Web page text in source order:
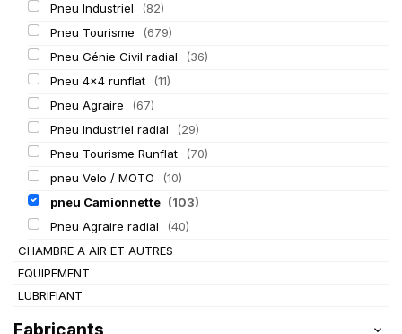
Pneu Industriel
(82)
Pneu Tourisme
(679)
Pneu Génie Civil radial
(36)
Pneu 4x4 runflat
(11)
Pneu Agraire
(67)
Pneu Industriel radial
(29)
Pneu Tourisme Runflat
(70)
pneu Velo / MOTO
(10)
pneu Camionnette (103)
Pneu Agraire radial
(40)
CHAMBRE A AIR ET AUTRES
EQUIPEMENT
LUBRIFIANT
Fabricants